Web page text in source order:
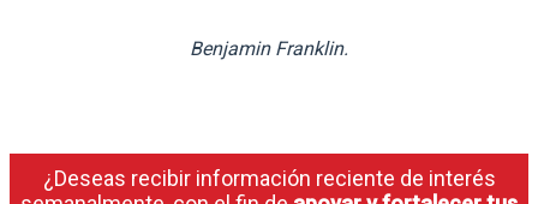
Benjamin Franklin.
¿Deseas recibir información reciente de interés